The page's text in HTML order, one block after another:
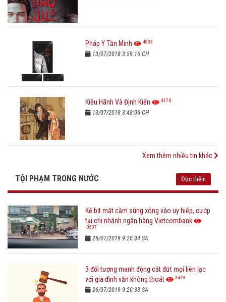
Pháp Y Tần Minh 4033
13/07/2018 3:59:16 CH
Kiêu Hãnh Và Định Kiến 4174
13/07/2018 3:48:06 CH
Xem thêm nhiều tin khác
TỘI PHẠM TRONG NƯỚC Đọc thêm
Kẻ bịt mặt cầm súng xông vào uy hiếp, cướp
tại chi nhánh ngân hàng Vietcombank
3507
26/07/2019 9:20:34 SA
3 đối tượng manh động cắt đứt mọi liên lạc
với gia đình vẫn không thoát
3479
26/07/2019 9:20:33 SA